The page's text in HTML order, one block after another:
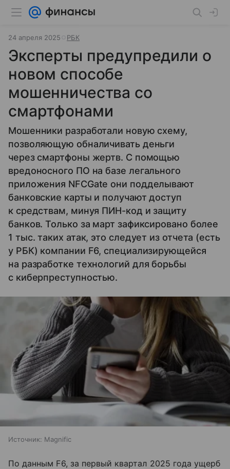
24 апреля 2025 РБК
Эксперты предупредили о
новом способе
мошенничества со
смартфонами
Мошенники разработали новую схему,
позволяющую обналичивать деньги
через смартфоны жертв. С помощью
вредоносного ПО на базе легального
приложения NFCGate они подделывают
банковские карты и получают доступ
к средствам, минуя ПИН-код и защиту
банков. Только за март зафиксировано более
1 тыс. таких атак, это следует из отчета (есть
у РБК) компании F6, специализирующейся
на разработке технологий для борьбы
с киберпреступностью.
Источник: Magnific
По данным F6, за первый квартал 2025 года ущерб